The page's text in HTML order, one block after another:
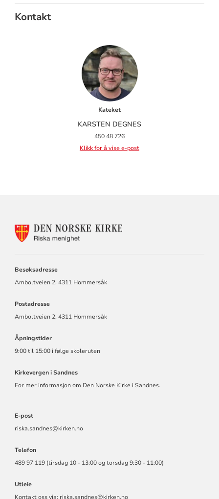
Kontakt
Kateket
KARSTEN DEGNES
450 48 726
Klikk for å vise e-post
KONTAKTINFORMASJON
Besøksadresse
Amboltveien 2, 4311 Hommersåk
Postadresse
Amboltveien 2, 4311 Hommersåk
Åpningstider
9:00 til 15:00 i følge skoleruten
Kirkevergen i Sandnes
For mer informasjon om Den Norske Kirke i Sandnes.
E-post
riska.sandnes@kirken.no
Telefon
489 97 119 (tirsdag 10 - 13:00 og torsdag 9:30 - 11:00)
Utleie
Kontakt oss via: riska.sandnes@kirken.no